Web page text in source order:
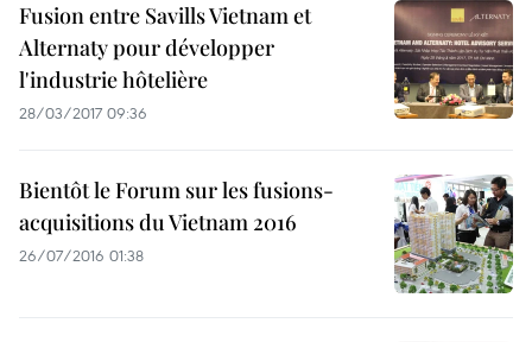
Fusion entre Savills Vietnam et
Alternaty pour développer
l'industrie hôtelière
28/03/2017 09:36
Bientôt le Forum sur les fusions-
acquisitions du Vietnam 2016
26/07/2016 01:38